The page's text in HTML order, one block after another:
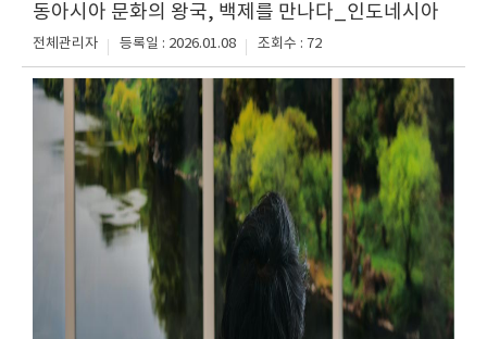
동아시아 문화의 왕국, 백제를 만나다_인도네시아
전체관리자 등록일 : 2026.01.08 조회수 : 72